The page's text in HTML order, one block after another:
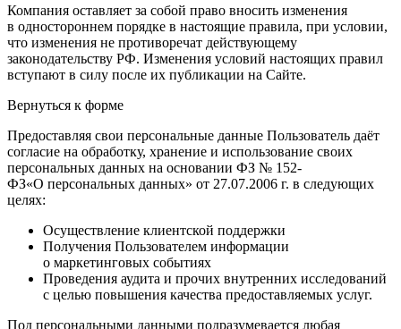
Компания оставляет за собой право вносить изменения
в одностороннем порядке в настоящие правила, при условии,
что изменения не противоречат действующему
законодательству РФ. Изменения условий настоящих правил
вступают в силу после их публикации на Сайте.
Вернуться к форме
Предоставляя свои персональные данные Пользователь даёт
согласие на обработку, хранение и использование своих
персональных данных на основании ФЗ № 152-
ФЗ«О персональных данных» от 27.07.2006 г. в следующих
целях:
Осуществление клиентской поддержки
Получения Пользователем информации
о маркетинговых событиях
Проведения аудита и прочих внутренних исследований
с целью повышения качества предоставляемых услуг.
Под персональными данными подразумевается любая